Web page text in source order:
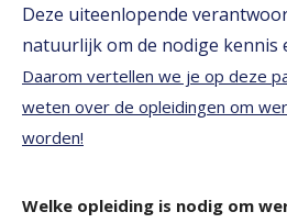
Deze uiteenlopende
natuurlijk om de nodige kennis
Daarom vertellen we je op deze
weten over de opleidingen om
worden!
Welke opleiding is nodig om